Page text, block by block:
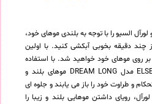
السیو را با توجه به بلندی موهای خود،
چند دقیقه بخوبی آبکشی کنید. با اولین
روی موهای خود خواهید شد. با استفاده
مداوم از شامپو لورآل سری ELSEVE مدل DREAM LONG موهای بلند و
و طراوت خود را باز می یابند و جلوه ای
رویای داشتن موهایی بلند و زیبا را